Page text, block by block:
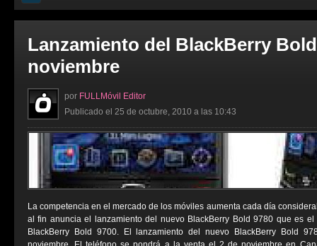
Lanzamiento del BlackBerry
noviembre
por FULLMóvil Editor
Publicado el 25 de octubre, 2010 a las 10:43
La competencia en el mercado de los móviles aumenta cada día
al fin anuncia el lanzamiento del nuevo BlackBerry Bold 9780 que es
BlackBerry Bold 9700. El lanzamiento del nuevo BlackBerry Bold